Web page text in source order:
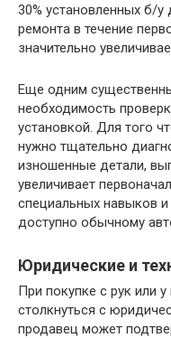
30% установленных б/у
ремонта в течение
значительно
Еще одним
необходимость
установкой. Для того
нужно тщательно
изношенные детали,
увеличивает
специальных навыков
доступно обычному
Юридические и
При покупке с рук или
столкнуться с
продавец может